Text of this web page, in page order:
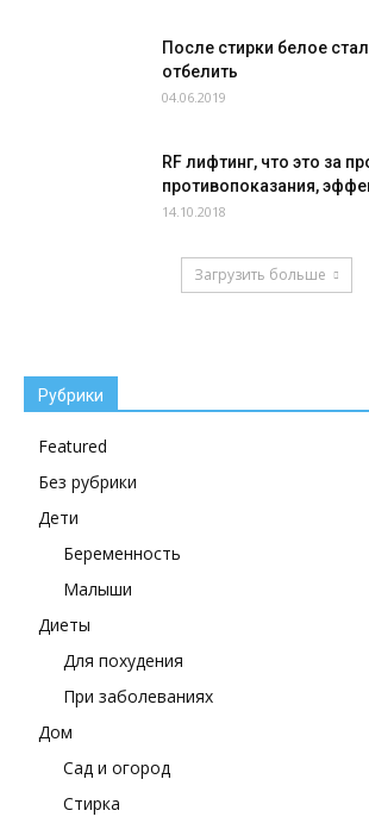
После стирки белое
отбелить
04.06.2019
RF лифтинг, что это за
противопоказания,
14.10.2018
Загрузить больше
Рубрики
Featured
Без рубрики
Дети
Беременность
Малыши
Диеты
Для похудения
При заболеваниях
Дом
Сад и огород
Стирка